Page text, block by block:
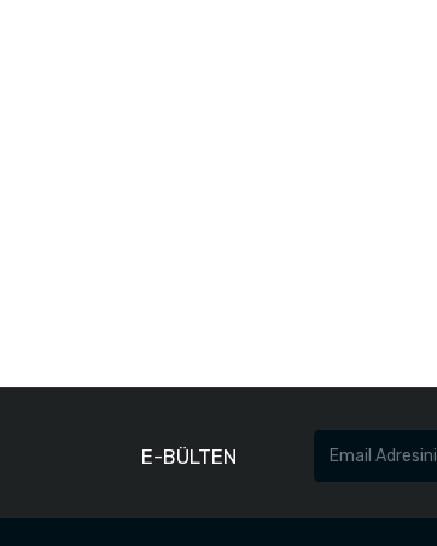
E-BÜLTEN